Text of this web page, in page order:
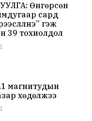
Өнгөрсөн
сард
гэж
39 тохиолдол
магнитудын
хөдөлжээ